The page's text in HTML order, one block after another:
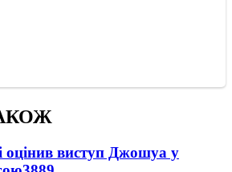
виступ Джошуа у